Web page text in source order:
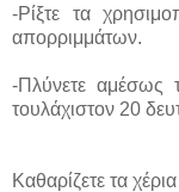
-Ρίξτε τα
απορριμμάτων.
-Πλύνετε αμέσως
τουλάχιστον 20
Καθαρίζετε τα